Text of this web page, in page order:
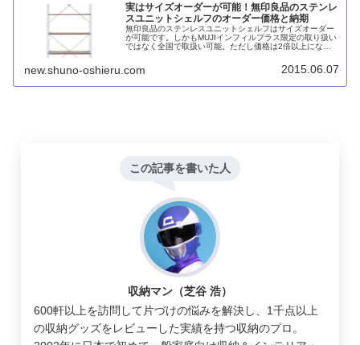
実はサイズオーダーが可能！無印良品のステンレ
スユニットシェルフのオーダー価格と納期
無印良品のステンレスユニットシェルフはサイズオーダー
が可能です。しかもMUJIインフィルプラス限定の取り扱い
ではなく全国で取扱い可能。ただし価格は2倍以上になり
new.shuno-oshieru.com 2015.06.07
この記事を書いた人
収納マン（芝谷 浩）
600軒以上を訪問して片づけの悩みを解決し、1千点以上
の収納グッズをレビューした実績を持つ収納のプロ。